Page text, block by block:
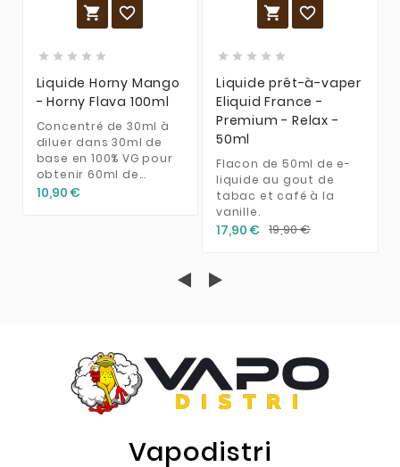
 
    
Liquide Horny Mango
- Horny Flava 100ml
Concentré de 30ml à
diluer dans 30ml de
base en 100% VG pour
obtenir 60ml de...
10,90 €
 
    
Liquide prêt-à-vaper
Eliquid France -
Premium - Relax -
50ml
Flacon de 50ml de e-
liquide au gout de
tabac et café à la
vanille.
17,90 € 19,90 €
Vapodistri